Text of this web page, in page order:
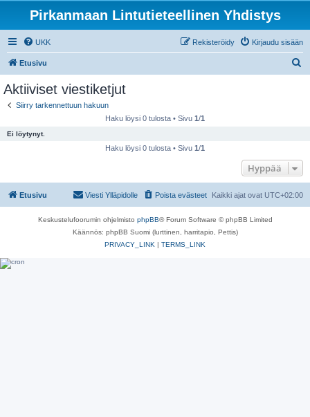
Pirkanmaan Lintutieteellinen Yhdistys
UKK Kirjaudu sisään
Rekisteröidy
Etusivu
Aktiiviset viestiketjut
Siirry tarkennettuun hakuun
Haku löysi 0 tulosta • Sivu 1/1
Ei löytynyt.
Haku löysi 0 tulosta • Sivu 1/1
Hyppää
Etusivu Kaikki ajat ovat UTC+02:00
Poista evästeet
Viesti Ylläpidolle
Keskustelufoorumin ohjelmisto phpBB® Forum Software © phpBB Limited
Käännös: phpBB Suomi (lurttinen, harritapio, Pettis)
PRIVACY_LINK | TERMS_LINK